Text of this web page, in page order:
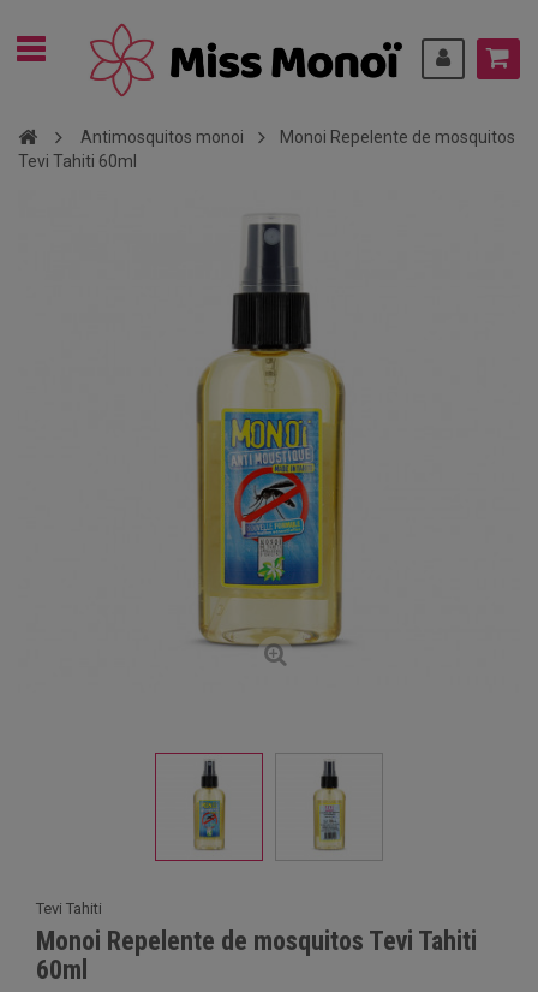
Antimosquitos monoi
Monoi Repelente de mosquitos
Tevi Tahiti 60ml
Tevi Tahiti
Monoi Repelente de mosquitos Tevi Tahiti
60ml